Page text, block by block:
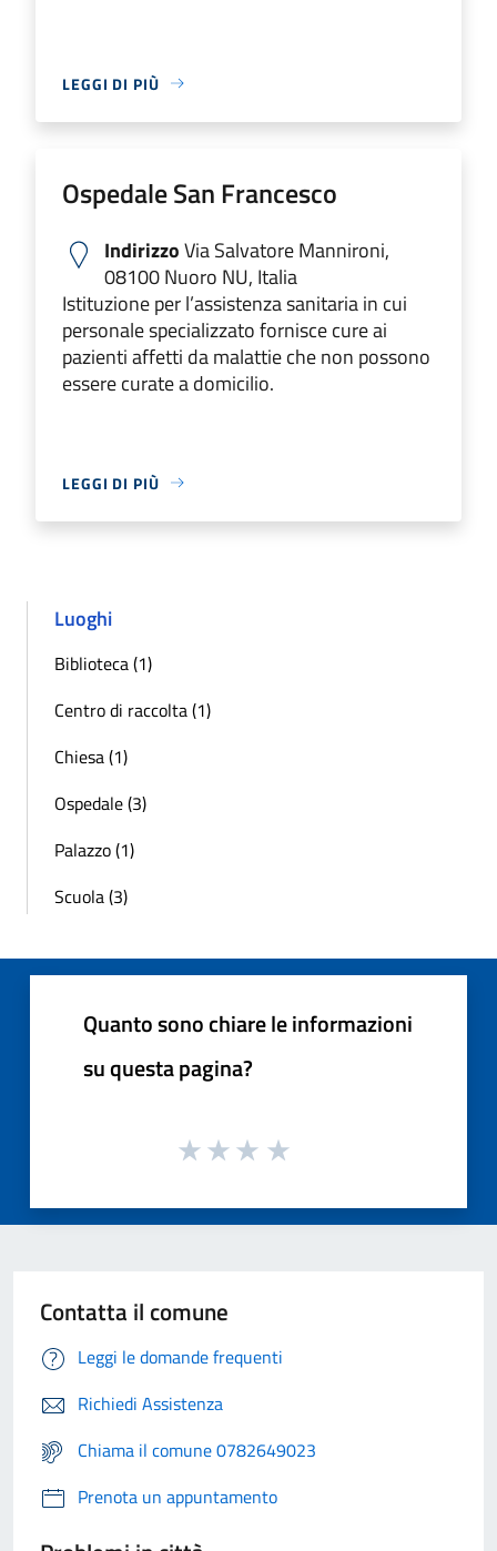
LEGGI DI PIÙ
Ospedale San Francesco
IndirizzoVia Salvatore Mannironi,
08100 Nuoro NU, Italia
Istituzione per l’assistenza sanitaria in cui
personale specializzato fornisce cure ai
pazienti affetti da malattie che non possono
essere curate a domicilio.
LEGGI DI PIÙ
Luoghi
Biblioteca (1)
Centro di raccolta (1)
Chiesa (1)
Ospedale (3)
Palazzo (1)
Scuola (3)
Quanto sono chiare le informazioni
su questa pagina?
Contatta il comune
Leggi le domande frequenti
Richiedi Assistenza
Chiama il comune 0782649023
Prenota un appuntamento